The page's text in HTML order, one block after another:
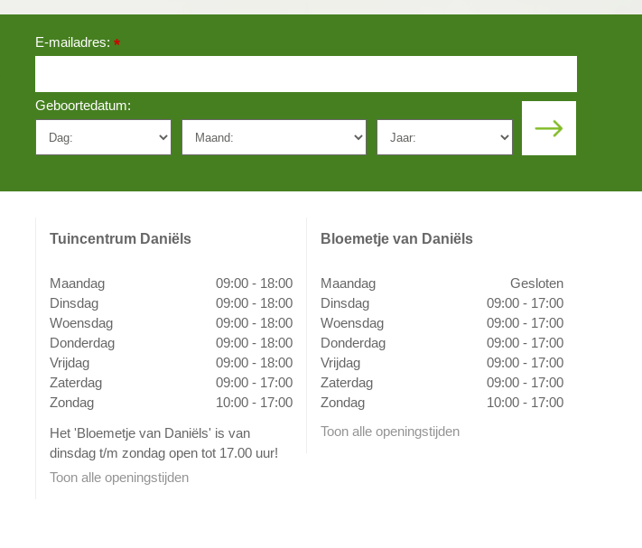
E-mailadres: *
Geboortedatum:
Tuincentrum Daniëls
Maandag
09:00 - 18:00
Dinsdag
09:00 - 18:00
Woensdag
09:00 - 18:00
Donderdag
09:00 - 18:00
Vrijdag
09:00 - 18:00
Zaterdag
09:00 - 17:00
Zondag
10:00 - 17:00
Het 'Bloemetje van Daniëls' is van
dinsdag t/m zondag open tot 17.00 uur!
Toon alle openingstijden
Bloemetje van Daniëls
Maandag
Gesloten
Dinsdag
09:00 - 17:00
Woensdag
09:00 - 17:00
Donderdag
09:00 - 17:00
Vrijdag
09:00 - 17:00
Zaterdag
09:00 - 17:00
Zondag
10:00 - 17:00
Toon alle openingstijden